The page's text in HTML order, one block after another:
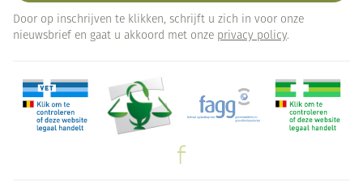
Door op inschrijven te klikken, schrijft u zich in voor onze
nieuwsbrief en gaat u akkoord met onze privacy policy.